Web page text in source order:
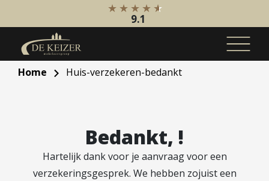
Bedrijfsaanbod
9.1
Home Huis-verzekeren-bedankt
Bedankt, !
Hartelijk dank voor je aanvraag voor een
verzekeringsgesprek. We hebben zojuist een